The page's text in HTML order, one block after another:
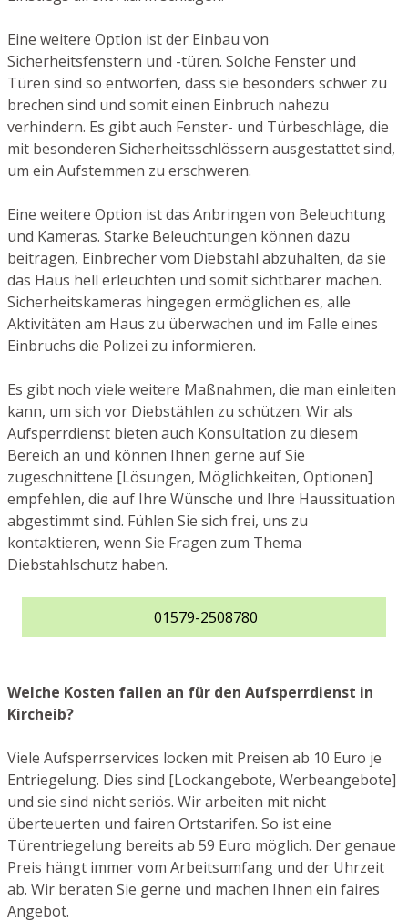
Eine weitere Option ist der Einbau von
Sicherheitsfenstern und -türen. Solche Fenster und
Türen sind so entworfen, dass sie besonders schwer zu
brechen sind und somit einen Einbruch nahezu
verhindern. Es gibt auch Fenster- und Türbeschläge, die
mit besonderen Sicherheitsschlössern ausgestattet sind,
um ein Aufstemmen zu erschweren.
Eine weitere Option ist das Anbringen von Beleuchtung
und Kameras. Starke Beleuchtungen können dazu
beitragen, Einbrecher vom Diebstahl abzuhalten, da sie
das Haus hell erleuchten und somit sichtbarer machen.
Sicherheitskameras hingegen ermöglichen es, alle
Aktivitäten am Haus zu überwachen und im Falle eines
Einbruchs die Polizei zu informieren.
Es gibt noch viele weitere Maßnahmen, die man einleiten
kann, um sich vor Diebstählen zu schützen. Wir als
Aufsperrdienst bieten auch Konsultation zu diesem
Bereich an und können Ihnen gerne auf Sie
zugeschnittene [Lösungen, Möglichkeiten, Optionen]
empfehlen, die auf Ihre Wünsche und Ihre Haussituation
abgestimmt sind. Fühlen Sie sich frei, uns zu
kontaktieren, wenn Sie Fragen zum Thema
Diebstahlschutz haben.
01579-2508780
Welche Kosten fallen an für den Aufsperrdienst in
Kircheib?
Viele Aufsperrservices locken mit Preisen ab 10 Euro je
Entriegelung. Dies sind [Lockangebote, Werbeangebote]
und sie sind nicht seriös. Wir arbeiten mit nicht
überteuerten und fairen Ortstarifen. So ist eine
Türentriegelung bereits ab 59 Euro möglich. Der genaue
Preis hängt immer vom Arbeitsumfang und der Uhrzeit
ab. Wir beraten Sie gerne und machen Ihnen ein faires
Angebot.